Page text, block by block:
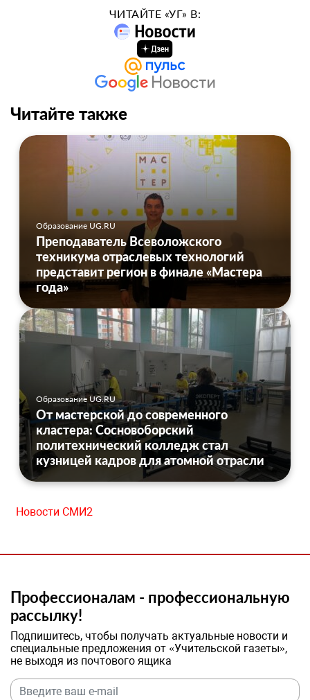
ЧИТАЙТЕ «УГ» В:
Читайте также
Образование UG.RU
Преподаватель Всеволожского
техникума отраслевых технологий
представит регион в финале «Мастера
года»
Образование UG.RU
От мастерской до современного
кластера: Сосновоборский
политехнический колледж стал
кузницей кадров для атомной отрасли
Новости СМИ2
Профессионалам - профессиональную
рассылку!
Подпишитесь, чтобы получать актуальные новости и
специальные предложения от «Учительской газеты»,
не выходя из почтового ящика